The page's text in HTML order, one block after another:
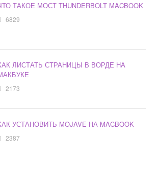
ТАКОЕ МОСТ THUNDERBOLT MACBOOK
6829
ЛИСТАТЬ СТРАНИЦЫ В ВОРДЕ НА
2173
УСТАНОВИТЬ MOJAVE НА MACBOOK
2387